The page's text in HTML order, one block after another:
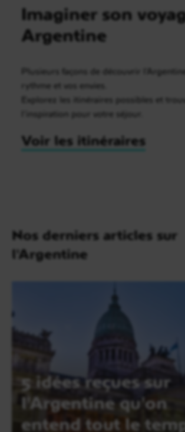
Imaginer son
Argentine
Plusieurs façons de découvrir
rythme et vos envies.
Explorez les itinéraires possibles et
l’inspiration pour votre séjour.
Voir les itinéraires
Nos derniers articles sur
l'Argentine
5 idées reçues sur
l'Argentine qu'on
entend tout le